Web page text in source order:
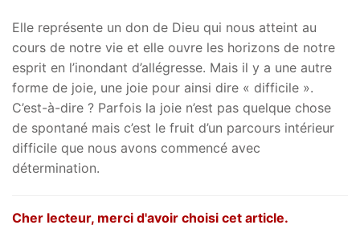
Elle représente un don de Dieu qui nous atteint au
cours de notre vie et elle ouvre les horizons de notre
esprit en l’inondant d’allégresse. Mais il y a une autre
forme de joie, une joie pour ainsi dire « difficile ».
C’est-à-dire ? Parfois la joie n’est pas quelque chose
de spontané mais c’est le fruit d’un parcours intérieur
difficile que nous avons commencé avec
détermination.
Cher lecteur, merci d'avoir choisi cet article.